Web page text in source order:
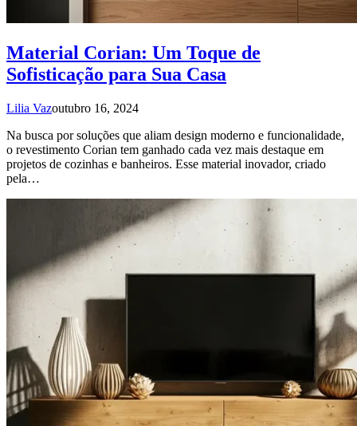
Material Corian: Um Toque de
Sofisticação para Sua Casa
Lilia Vazoutubro 16, 2024
Na busca por soluções que aliam design moderno e funcionalidade,
o revestimento Corian tem ganhado cada vez mais destaque em
projetos de cozinhas e banheiros. Esse material inovador, criado
pela…